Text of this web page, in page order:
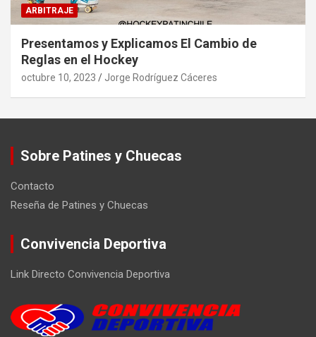
ARBITRAJE
Presentamos y Explicamos El Cambio de
Reglas en el Hockey
octubre 10, 2023 Jorge Rodríguez Cáceres
Sobre Patines y Chuecas
Contacto
Reseña de Patines y Chuecas
Convivencia Deportiva
Link Directo Convivencia Deportiva